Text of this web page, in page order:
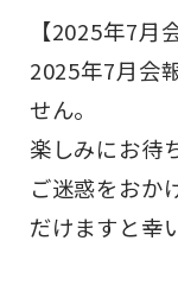
【2025年7月
2025年7月会
せん。
楽しみにお待
ご迷惑をおか
だけますと幸